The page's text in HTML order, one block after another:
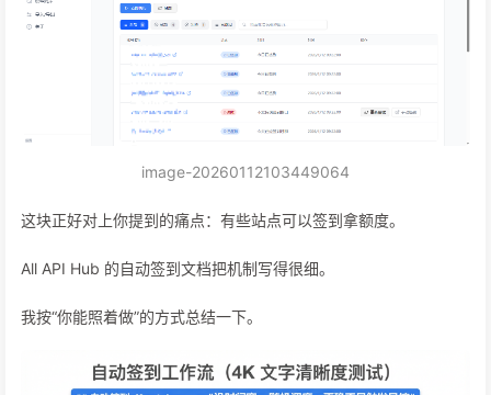
image-20260112103449064
这块正好对上你提到的痛点：有些站点可以签到拿额度。
All API Hub 的自动签到文档把机制写得很细。
我按“你能照着做”的方式总结一下。